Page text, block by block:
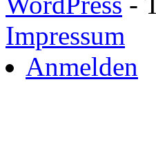
Impressum
Anmelden